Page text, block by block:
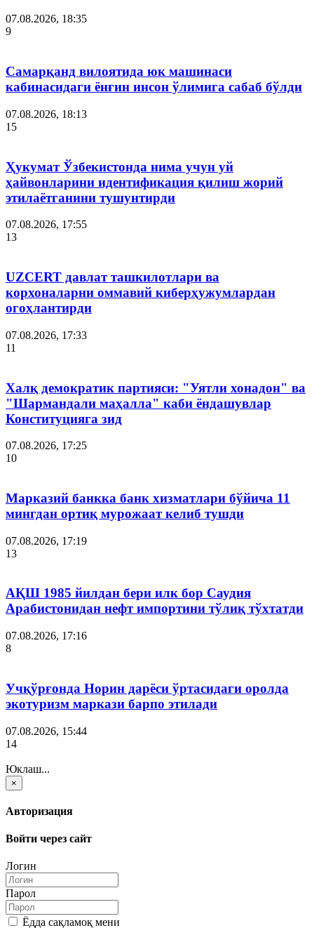
07.08.2026, 18:35
9
Самарқанд вилоятида юк машинаси
кабинасидаги ёнғин инсон ўлимига сабаб бўлди
07.08.2026, 18:13
15
Ҳукумат Ўзбекистонда нима учун уй
ҳайвонларини идентификация қилиш жорий
этилаётганини тушунтирди
07.08.2026, 17:55
13
UZCERT давлат ташкилотлари ва
корхоналарни оммавий киберҳужумлардан
огоҳлантирди
07.08.2026, 17:33
11
Халқ демократик партияси: "Уятли хонадон" ва
"Шармандали маҳалла" каби ёндашувлар
Конституцияга зид
07.08.2026, 17:25
10
Марказий банкка банк хизматлари бўйича 11
мингдан ортиқ мурожаат келиб тушди
07.08.2026, 17:19
13
АҚШ 1985 йилдан бери илк бор Саудия
Арабистонидан нефт импортини тўлиқ тўхтатди
07.08.2026, 17:16
8
Учқўрғонда Норин дарёси ўртасидаги оролда
экотуризм маркази барпо этилади
07.08.2026, 15:44
14
Юклаш...
×
Авторизация
Войти через сайт
Логин
Парол
Ёдда сақламоқ мени